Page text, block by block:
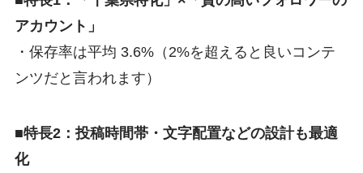
アカウント」
・保存率は平均 3.6%（2%を超えると良いコンテ
ンツだと言われます）
■特長2：投稿時間帯・文字配置などの設計も最適
化